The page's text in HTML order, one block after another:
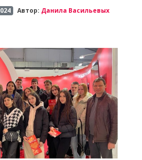
Автор: Данила Васильевых